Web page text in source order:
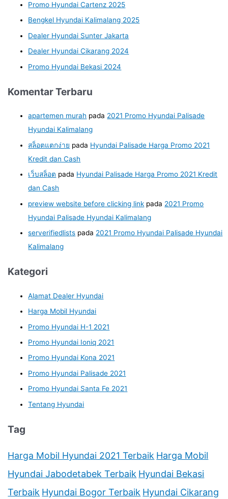
Promo Hyundai Cartenz 2025
Bengkel Hyundai Kalimalang 2025
Dealer Hyundai Sunter Jakarta
Dealer Hyundai Cikarang 2024
Promo Hyundai Bekasi 2024
Komentar Terbaru
apartemen murah pada 2021 Promo Hyundai Palisade
Hyundai Kalimalang
สล็อตแตกง่าย pada Hyundai Palisade Harga Promo 2021
Kredit dan Cash
เว็บสล็อต pada Hyundai Palisade Harga Promo 2021 Kredit
dan Cash
preview website before clicking link pada 2021 Promo
Hyundai Palisade Hyundai Kalimalang
serverifiedlists pada 2021 Promo Hyundai Palisade Hyundai
Kalimalang
Kategori
Alamat Dealer Hyundai
Harga Mobil Hyundai
Promo Hyundai H-1 2021
Promo Hyundai Ioniq 2021
Promo Hyundai Kona 2021
Promo Hyundai Palisade 2021
Promo Hyundai Santa Fe 2021
Tentang Hyundai
Tag
Harga Mobil Hyundai 2021 Terbaik Harga Mobil
Hyundai Jabodetabek Terbaik Hyundai Bekasi
Terbaik Hyundai Bogor Terbaik Hyundai Cikarang